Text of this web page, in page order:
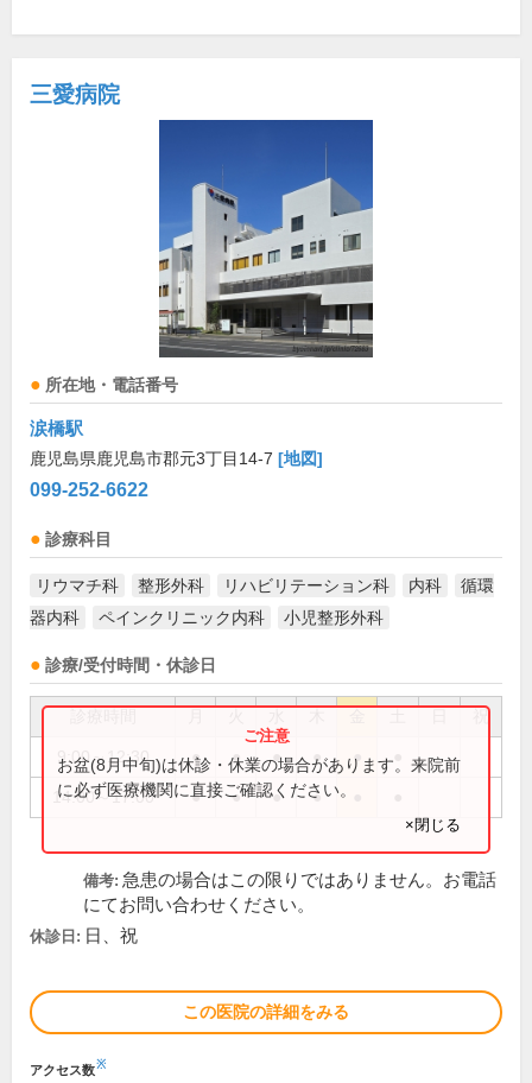
三愛病院
所在地・電話番号
涙橋駅
鹿児島県鹿児島市郡元3丁目14-7 [地図]
099-252-6622
診療科目
リウマチ科 整形外科 リハビリテーション科 内科
循環
器内科
ペインクリニック内科 小児整形外科
診療/受付時間・休診日
祝
9:00～12:30 ● ● ● ● ●
14:00～17:00 ● ● ● ●
お盆(8月中旬)は休診・休業の場合があります。来院前
に必ず医療機関に直接ご確認ください。
×閉じる
備考: 急患の場合はこの限りではありません。お電話
にてお問い合わせください。
休診日: 日、祝
この医院の詳細をみる
アクセス数※